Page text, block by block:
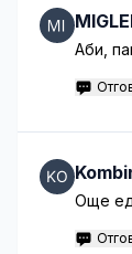
Аби,
Още